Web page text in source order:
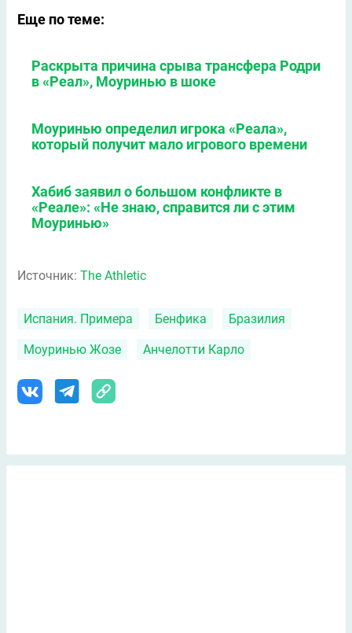
Еще по теме:
Раскрыта причина срыва трансфера Родри
в «Реал», Моуринью в шоке
Моуринью определил игрока «Реала»,
который получит мало игрового времени
Хабиб заявил о большом конфликте в
«Реале»: «Не знаю, справится ли с этим
Моуринью»
Источник: The Athletic
Испания. Примера Бенфика Бразилия
Моуринью Жозе Анчелотти Карло